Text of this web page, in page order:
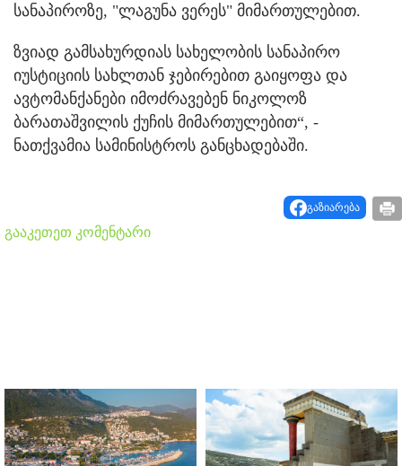
სანაპიროზე, "ლაგუნა ვერეს" მიმართულებით.
ზვიად გამსახურდიას სახელობის სანაპირო
იუსტიციის სახლთან ჯებირებით გაიყოფა და
ავტომანქანები იმოძრავებენ ნიკოლოზ
ბარათაშვილის ქუჩის მიმართულებით“, -
ნათქვამია სამინისტროს განცხადებაში.
გაზიარება
გააკეთეთ კომენტარი